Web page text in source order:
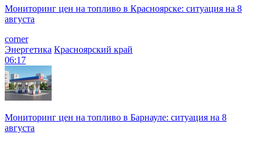
Мониторинг цен на топливо в Красноярске: ситуация на 8
августа
corner
Энергетика Красноярский край
06:17
Мониторинг цен на топливо в Барнауле: ситуация на 8
августа